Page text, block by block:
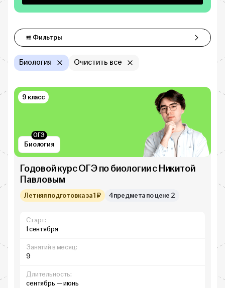
ФильтрыФильтры
Биология Очистить все
Биология
ОГЭ
9 класс
Годовой курс ОГЭ по биологии с Никитой
Павловым
Летняя подготовка за 1 ₽ 4 предмета по цене 2
Старт:
1 сентября
Занятий в месяц:
9
Длительность:
сентябрь — июнь